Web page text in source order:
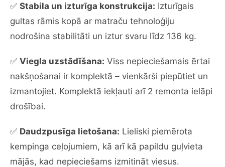
✅ Stabila un izturīga konstrukcija: Izturīgais
gultas rāmis kopā ar matraču tehnoloģiju
nodrošina stabilitāti un iztur svaru līdz 136 kg.
✅ Viegla uzstādīšana: Viss nepieciešamais ērtai
nakšņošanai ir komplektā – vienkārši piepūtiet un
izmantojiet. Komplektā iekļauti arī 2 remonta ielāpi
drošībai.
✅ Daudzpusīga lietošana: Lieliski piemērota
kempinga ceļojumiem, kā arī kā papildu guļvieta
mājās, kad nepieciešams izmitināt viesus.